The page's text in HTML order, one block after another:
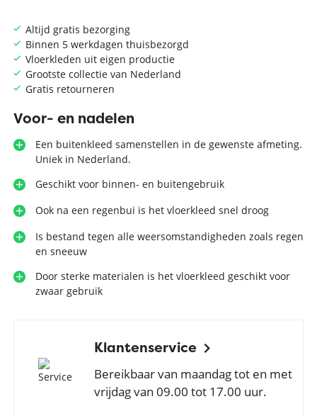
Altijd gratis bezorging
Binnen 5 werkdagen thuisbezorgd
Vloerkleden uit eigen productie
Grootste collectie van Nederland
Gratis retourneren
Voor- en nadelen
Een buitenkleed samenstellen in de gewenste afmeting.
Uniek in Nederland.
Geschikt voor binnen- en buitengebruik
Ook na een regenbui is het vloerkleed snel droog
Is bestand tegen alle weersomstandigheden zoals regen
en sneeuw
Door sterke materialen is het vloerkleed geschikt voor
zwaar gebruik
Klantenservice
Bereikbaar van maandag tot en met
vrijdag van 09.00 tot 17.00 uur.